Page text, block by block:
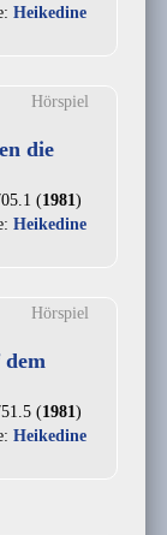
Heikedine
Hörspiel
die
(1981)
Heikedine
Hörspiel
(1981)
Heikedine